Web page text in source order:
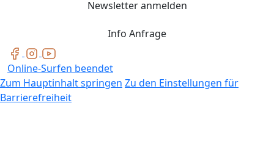
Newsletter anmelden
Info Anfrage
Online-Surfen beendet
Zum Hauptinhalt springen Zu den Einstellungen für
Barrierefreiheit